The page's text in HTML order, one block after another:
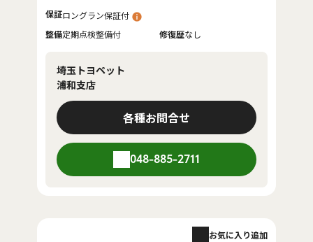
保証ロングラン保証付
整備定期点検整備付 修復歴なし
埼玉トヨペット
浦和支店
各種お問合せ
048-885-2711
お気に入り追加